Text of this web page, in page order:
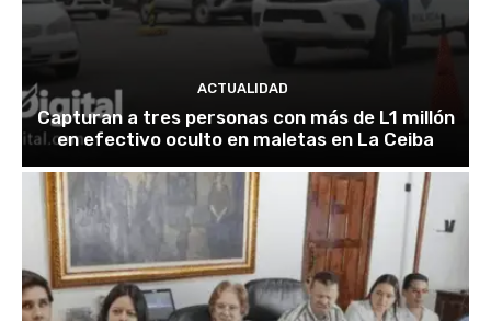
ACTUALIDAD
Capturan a tres personas con más de L1 millón
en efectivo oculto en maletas en La Ceiba